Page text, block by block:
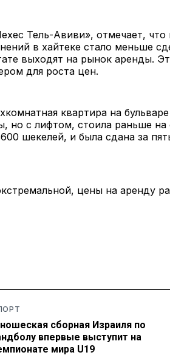
Тель-Авиви», отмечает, что
в хайтеке стало меньше
выходят на рынок аренды.
для роста цен.
квартира на бульваре
но с лифтом, стоила раньше на
шекелей, и была сдана за
цены на аренду
сборная Израиля по
впервые выступит на
мира U19